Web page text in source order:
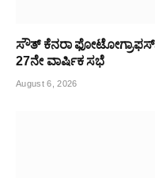
ಸೌತ್ ಕೆನರಾ
27ನೇ ವಾರ್ಷಿಕ ಸಭೆ
August 6, 2026